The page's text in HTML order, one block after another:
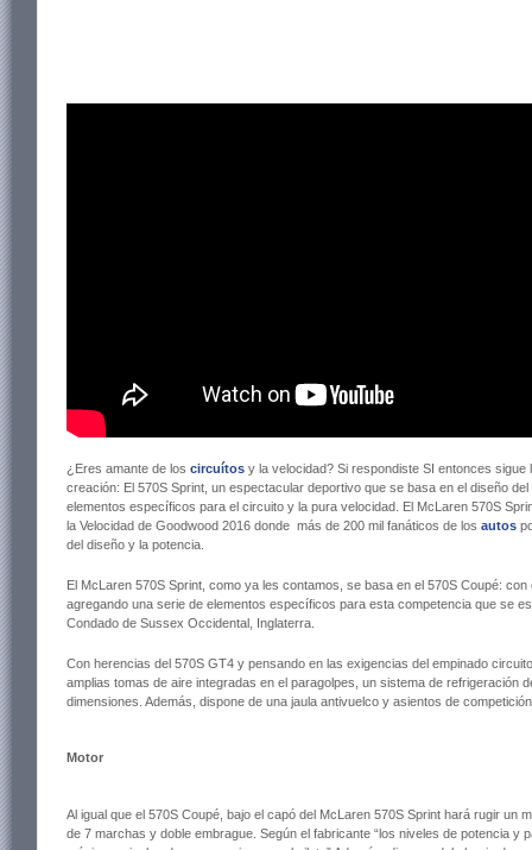
¿Eres amante de los circuítos y la velocidad? Si respondiste SI entonces
creación: El 570S Sprint, un espectacular deportivo que se basa en el diseño del
elementos específicos para el circuito y la pura velocidad. El McLaren 570S
la Velocidad de Goodwood 2016 donde más de 200 mil fanáticos de los autos
del diseño y la potencia.
El McLaren 570S Sprint, como ya les contamos, se basa en el 570S Coupé:
agregando una serie de elementos específicos para esta competencia que se
Condado de Sussex Occidental, Inglaterra.
Con herencias del 570S GT4 y pensando en las exigencias del empinado
amplias tomas de aire integradas en el paragolpes, un sistema de refrigeración
dimensiones. Además, dispone de una jaula antivuelco y asientos de
Motor
Al igual que el 570S Coupé, bajo el capó del McLaren 570S Sprint hará rugir un
de 7 marchas y doble embrague. Según el fabricante “los niveles de potencia y